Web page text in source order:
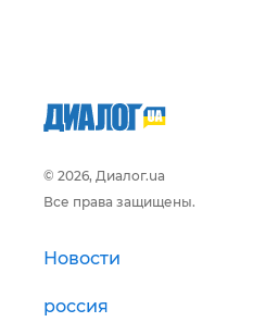
© 2026, Диалог.ua
Все права защищены.
Новости
россия